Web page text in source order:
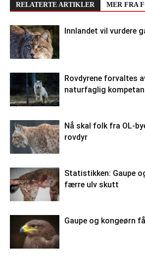
RELATERTE ARTIKLER MER FRA
Innlandet vil vurdere
Rovdyrene forvaltes
naturfaglig
Nå skal folk fra OL-
rovdyr
Statistikken: Gaupe
færre ulv skutt
Gaupe og kongeørn